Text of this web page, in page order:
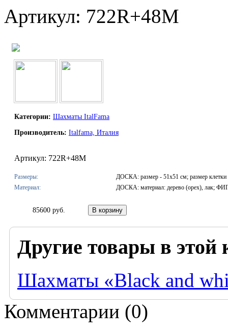
Артикул: 722R+48M
Категории: Шахматы ItalFama
Производитель: Italfama, Италия
Артикул: 722R+48M
Размеры:
ДОСКА: размер - 51х51 см; размер
Материал:
ДОСКА: материал: дерево (орех), лак;
85600 руб.
Другие товары в этой
Шахматы «Black and
Комментарии (0)